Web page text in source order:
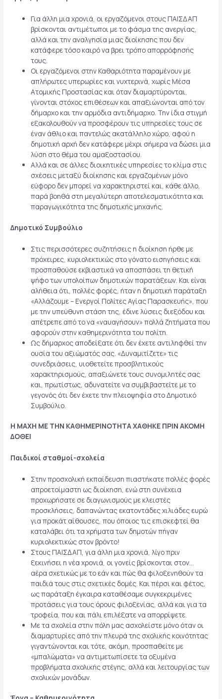
Για άλλη μια χρονιά, οι εργαζόμενοι στους ΠΑΙΣΔΑΠ
βρίσκονται αντιμέτωποι με το φάσμα της ανεργίας,
αλλά και την αναλγησία μιας διοίκησης που δεν
κατάφερε τόσο καιρό να βρει τρόπο απορρόφησής
τους.
Οι εργαζόμενοι στην Καθαριότητα παραμένουν με
απλήρωτες υπερωρίες και νυχτερινά, χωρίς Μέσα
Ατομικής Προστασίας και όταν διαμαρτύρονται,
γίνονται στόχος επιθέσεων και απαξιώνονται από τον
δήμαρχο και την αρμόδια αντιδήμαρχο. Την ίδια στιγμή
εξακολουθούν να προσφέρουν τις υπηρεσίες τους σε
έναν άθλιο και παντελώς ακατάλληλο χώρο, αφού η
δημοτική αρχή δεν κατάφερε μέχρι σήμερα να δώσει μια
λύση στο θέμα του αμαξοστασίου.
Αλλά και σε άλλες διοικητικές υπηρεσίες το κλίμα στις
σχέσεις μεταξύ διοίκησης και εργαζομένων μόνο
εύφορο δεν μπορεί να χαρακτηριστεί και, κάθε άλλο,
παρά βοηθά στη μεγαλύτερη αποτελεσματικότητα και
παραγωγικότητα της δημοτικής μηχανής.
Δημοτικό Συμβούλιο
Στις περισσότερες συζητήσεις η διοίκηση ήρθε με
πρόχειρες, κυριολεκτικώς στο γόνατο εισηγήσεις και
προσπαθούσε εκβιαστικά να αποσπάσει τη θετική
ψήφο των υπολοίπων δημοτικών παρατάξεων. Και είναι
αλήθεια ότι, πολλές φορές, ήταν η δημοτική παράταξη
«Αλλάζουμε – Ενεργοί Πολίτες Αγίας Παρασκευής», που
με την υπεύθυνη στάση της, έδινε λύσεις διεξόδου και
απέτρεπε από το να «ναυαγήσουν» πολλά ζητήματα που
αφορούν στην καθημερινότητα του πολίτη.
Ως δήμαρχος αποδείξατε ότι δεν έχετε αντιληφθεί την
ουσία του αξιώματός σας. «Δυναμιτίζετε» τις
συνεδριάσεις, υιοθετείτε προσβλητικούς
χαρακτηρισμούς, απαξιώνετε τους συνομιλητές σας
και, πρωτίστως, αδυνατείτε να συμβιβαστείτε με το
γεγονός ότι δεν έχετε την πλειοψηφία στο Δημοτικό
Συμβούλιο.
Η ΜΑΧΗ ΜΕ ΤΗΝ ΚΑΘΗΜΕΡΙΝΟΤΗΤΑ ΧΑΘΗΚΕ ΠΡΙΝ ΑΚΟΜΗ
ΔΟΘΕΙ
Παιδικοί σταθμοί-σχολεία
Στην προσχολική εκπαίδευση πιαστήκατε πολλές φορές
απροετοίμαστη ως διοίκηση, ενώ στη συνέχεια
προχωρήσατε σε διαγωνισμούς με κλειστές
προσκλήσεις, δαπανώντας εκατοντάδες χιλιάδες ευρώ
για προκάτ αίθουσες, που όποιος τις επισκεφτεί θα
καταλάβει ότι τα χρήματα των δημοτών πήγαν
κυριολεκτικώς στον βρόντο!
Στους ΠΑΙΣΔΑΠ, για άλλη μια χρονιά, λίγο πριν
ξεκινήσει η νέα χρονιά, οι γονείς βρίσκονται στον…
αέρα σχετικώς με το εάν και πώς θα φιλοξενηθούν τα
παιδιά τους στις σχετικές δομές. Και πέρσι και φέτος,
ως παράταξη έγκαιρα καταθέσαμε συγκεκριμένες
προτάσεις για τους όρους φιλοξενίας, αλλά και για τα
τροφεία, που και πάλι επιλέξατε να απορρίψετε.
Με τα σχολεία στην πόλη μας ασχολείστε μόνο όταν οι
διαμαρτυρίες από την πλευρά της σχολικής κοινότητας
γιγαντώνονται και τότε, ακόμη, προσπαθείτε με
«μπαλώματα» να αντιμετωπίσετε τα οξυμένα
προβλήματα σχολικής στέγης, αλλά και λειτουργίας των
σχολικών μονάδων.